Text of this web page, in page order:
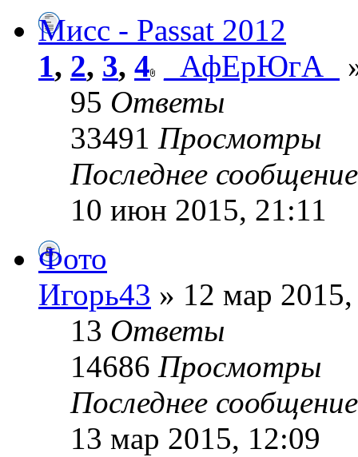
Мисс - Passat 2012
1, 2, 3, 4 _АфЕрЮгА_
95 Ответы
33491 Просмотры
Последнее
10 июн 2015, 21:11
Фото
Игорь43 » 12 мар
13 Ответы
14686 Просмотры
Последнее
13 мар 2015, 12:09